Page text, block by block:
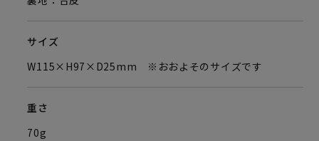
サイズ
W115×H97×D25mm ※おおよそのサイズです
重さ
70g